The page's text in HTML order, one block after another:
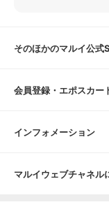
そのほかのマルイ公式
会員登録・エポスカー
インフォメーション
マルイウェブチャネル